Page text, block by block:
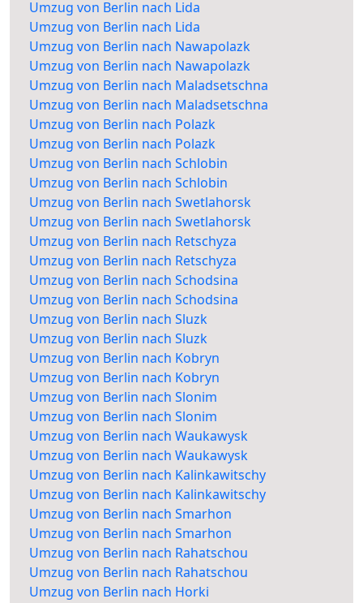
Umzug von Berlin nach Lida
Umzug von Berlin nach Lida
Umzug von Berlin nach Nawapolazk
Umzug von Berlin nach Nawapolazk
Umzug von Berlin nach Maladsetschna
Umzug von Berlin nach Maladsetschna
Umzug von Berlin nach Polazk
Umzug von Berlin nach Polazk
Umzug von Berlin nach Schlobin
Umzug von Berlin nach Schlobin
Umzug von Berlin nach Swetlahorsk
Umzug von Berlin nach Swetlahorsk
Umzug von Berlin nach Retschyza
Umzug von Berlin nach Retschyza
Umzug von Berlin nach Schodsina
Umzug von Berlin nach Schodsina
Umzug von Berlin nach Sluzk
Umzug von Berlin nach Sluzk
Umzug von Berlin nach Kobryn
Umzug von Berlin nach Kobryn
Umzug von Berlin nach Slonim
Umzug von Berlin nach Slonim
Umzug von Berlin nach Waukawysk
Umzug von Berlin nach Waukawysk
Umzug von Berlin nach Kalinkawitschy
Umzug von Berlin nach Kalinkawitschy
Umzug von Berlin nach Smarhon
Umzug von Berlin nach Smarhon
Umzug von Berlin nach Rahatschou
Umzug von Berlin nach Rahatschou
Umzug von Berlin nach Horki